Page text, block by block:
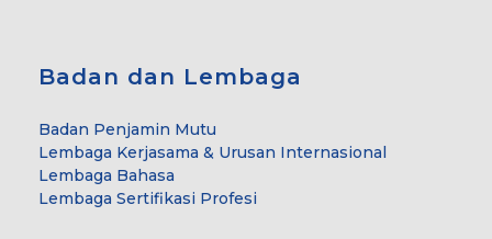
Badan dan Lembaga
Badan Penjamin Mutu
Lembaga Kerjasama & Urusan Internasional
Lembaga Bahasa
Lembaga Sertifikasi Profesi